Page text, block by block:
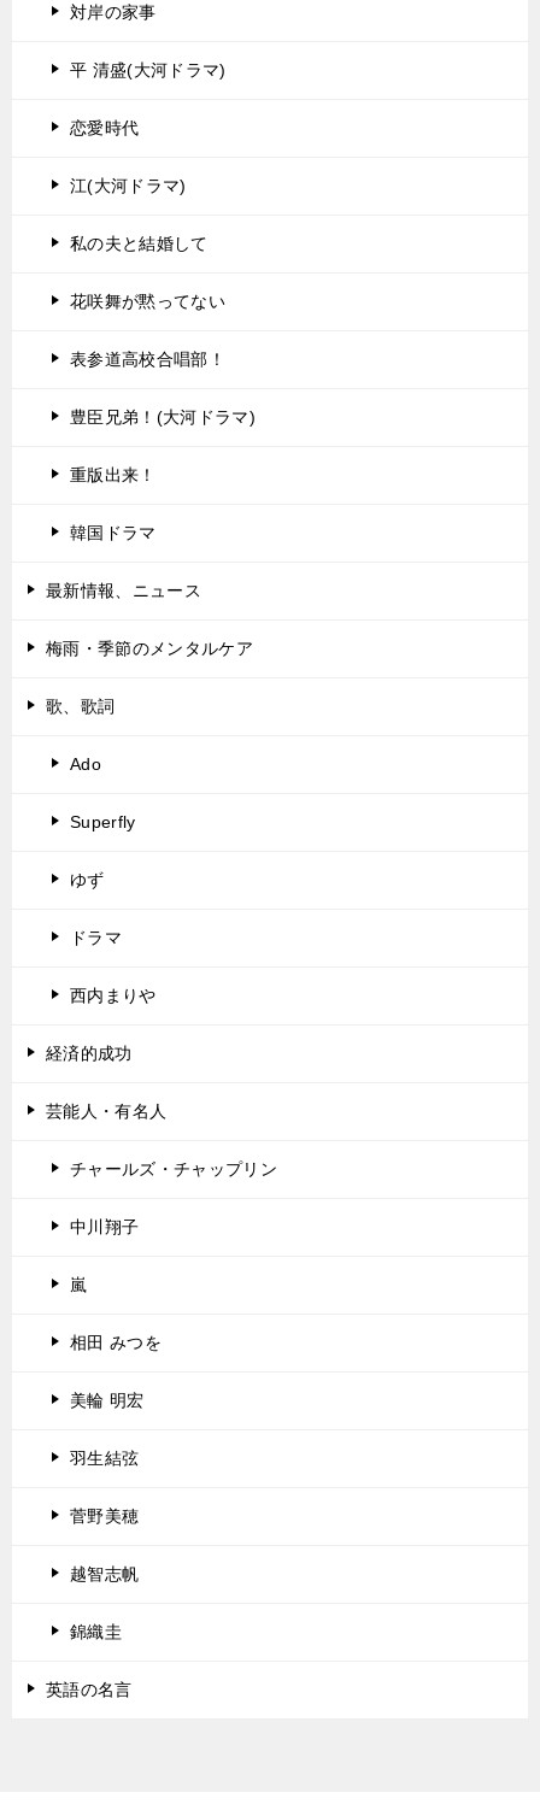
対岸の家事
平 清盛(大河ドラマ)
恋愛時代
江(大河ドラマ)
私の夫と結婚して
花咲舞が黙ってない
表参道高校合唱部！
豊臣兄弟！(大河ドラマ)
重版出来！
韓国ドラマ
最新情報、ニュース
梅雨・季節のメンタルケア
歌、歌詞
Ado
Superfly
ゆず
ドラマ
西内まりや
経済的成功
芸能人・有名人
チャールズ・チャップリン
中川翔子
嵐
相田 みつを
美輪 明宏
羽生結弦
菅野美穂
越智志帆
錦織圭
英語の名言